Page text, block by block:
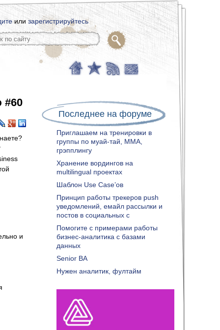
илизарегистрируйтесь
#60
и
Последнее на форуме
Приглашаем на тренировки в
группы по муай-тай, ММА,
грэпплингу
Хранение вордингов на
multilingual проектах
Шаблон Use Case’ов
Принцип работы трекеров push
уведомлений, емайл рассылки и
постов в социальных с
Помогите с примерами работы
бизнес-аналитика с базами
данных
Senior BA
Нужен аналитик, фултайм